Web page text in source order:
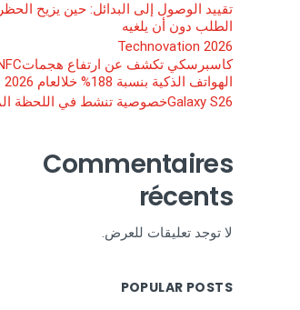
تقييد الوصول إلى البدائل: حين يزيح الحظر
الطلب دون أن يلغيه
Technovation 2026
الهواتف الذكية بنسبة 188% خلالعام 2026
Galaxy S26خصوصية تنشط في اللحظة المناسبة
Commentaires
récents
لا توجد تعليقات للعرض.
POPULAR POSTS